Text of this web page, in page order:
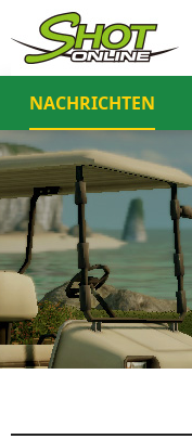
NACHRICHTEN